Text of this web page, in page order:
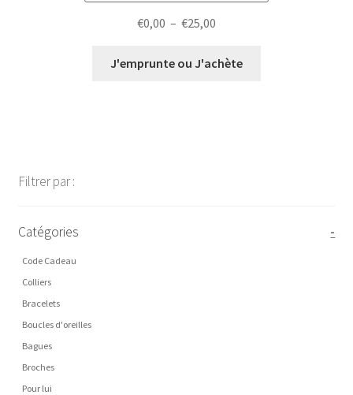
€0,00 – €25,00
prix :
J'emprunte ou J'achète
Filtrer par :
Catégories -
Code Cadeau
Colliers
Bracelets
Boucles d'oreilles
Bagues
Broches
Pour lui